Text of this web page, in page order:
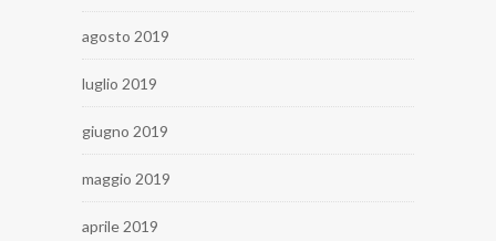
agosto 2019
luglio 2019
giugno 2019
maggio 2019
aprile 2019